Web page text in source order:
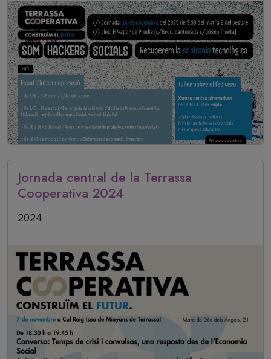
Jornada central de la Terrassa
Cooperativa 2024
Data inici
2024